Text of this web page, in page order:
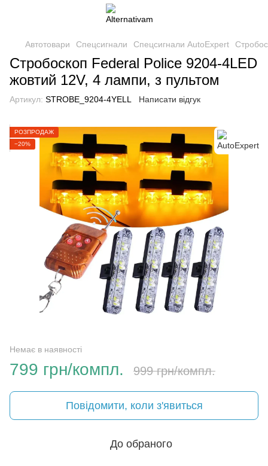
Автотовари Спецсигнали Спецсигнали AutoExpert
Стробоскоп Federal Police 9204-4LED
жовтий 12V, 4 лампи, з пультом
Артикул: STROBE_9204-4YELL Написати відгук
РОЗПРОДАЖ
−20%
Немає в наявності
799 грн/компл. 999 грн/компл.
Повідомити, коли з'явиться
До обраного